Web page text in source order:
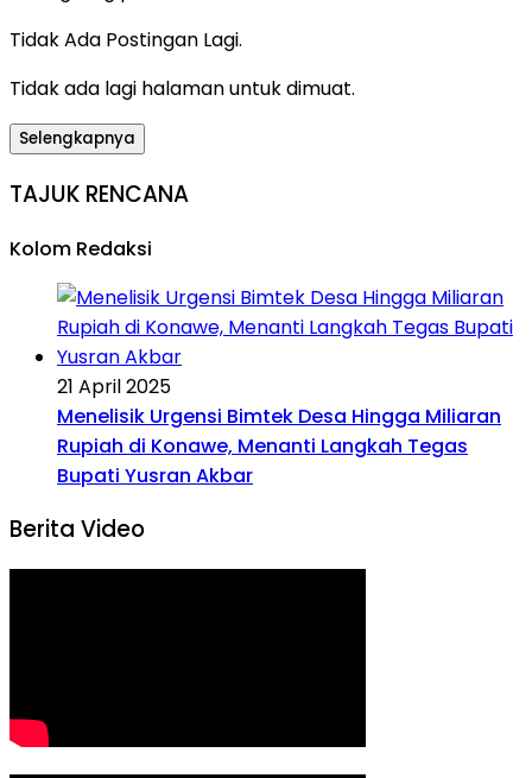
Tidak Ada Postingan Lagi.
Tidak ada lagi halaman untuk dimuat.
Selengkapnya
TAJUK RENCANA
Kolom Redaksi
21 April 2025
Menelisik Urgensi Bimtek Desa Hingga Miliaran
Rupiah di Konawe, Menanti Langkah Tegas
Bupati Yusran Akbar
Berita Video